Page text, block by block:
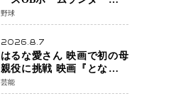
が無料生配信 北米ならで
はの“魅せる興行”に世界が
注目
野球
2026.8.7
はるな愛さん 映画で初の母
親役に挑戦 映画『となりの
とらんす少女ちゃん』11月7
日公開 未来の自分との対話
芸能